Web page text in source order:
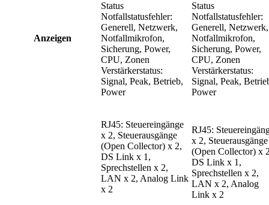
Anzeigen
Status
Notfallstatusfehler:
Generell, Netzwerk,
Notfallmikrofon,
Sicherung, Power,
CPU, Zonen
Verstärkerstatus:
Signal, Peak, Betrieb,
Power
Status
Notfallstatusfehler:
Generell, Netzwerk,
Notfallmikrofon,
Sicherung, Power,
CPU, Zonen
Verstärkerstatus:
Signal, Peak,
Power
RJ45: Steuereingänge
x 2, Steuerausgänge
(Open Collector) x 2,
DS Link x 1,
Sprechstellen x 2,
LAN x 2, Analog Link
x 2
RJ45:
x 2, Steuerausgänge
(Open Collector) x
DS Link x 1,
Sprechstellen x 2,
LAN x 2, Analog
Link x 2